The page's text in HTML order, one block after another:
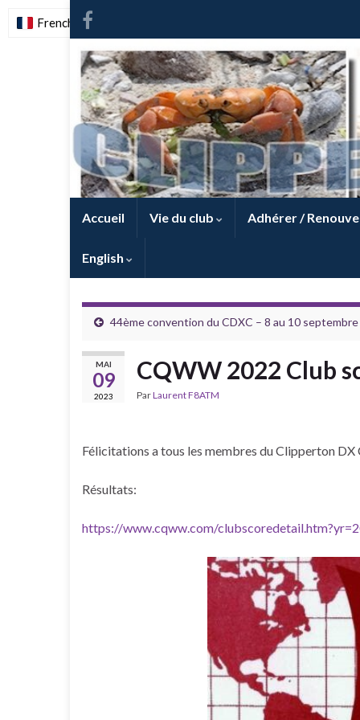
Accueil Vie du club Adhérer /
English
44ème convention du CDXC – 8 au 10 septembre
MAI
09
2023
CQWW 2022 Club
ParLaurent F8ATM
Félicitations a tous les membres du Clipperton
Résultats:
https://www.cqww.com/
French -FR